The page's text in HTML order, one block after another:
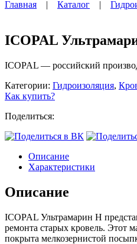
Главная | Каталог |
ICOPAL
ICOPAL — российский
Категории: Гидроизоляция,
Как купить?
Поделиться:
Описание
Характеристики
Описание
ICOPAL Ультрамарин Н
ремонта старых кровель. Этот
покрыта мелкозернистой